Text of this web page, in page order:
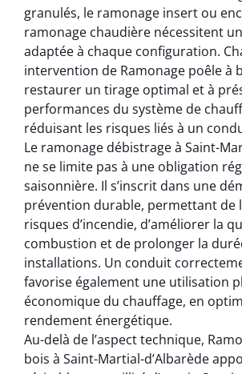
granulés, le ramonage insert ou
ramonage chaudière nécessitent
adaptée à chaque configuration.
intervention de Ramonage poêle à
restaurer un tirage optimal et à
performances du système de
réduisant les risques liés à un
Le ramonage débistrage à Saint-
ne se limite pas à une obligation
saisonnière. Il s’inscrit dans une
prévention durable, permettant de
risques d’incendie, d’améliorer la
combustion et de prolonger la
installations. Un conduit
favorise également une utilisation
économique du chauffage, en
rendement énergétique.
Au-delà de l’aspect technique,
bois à Saint-Martial-d’Albarède